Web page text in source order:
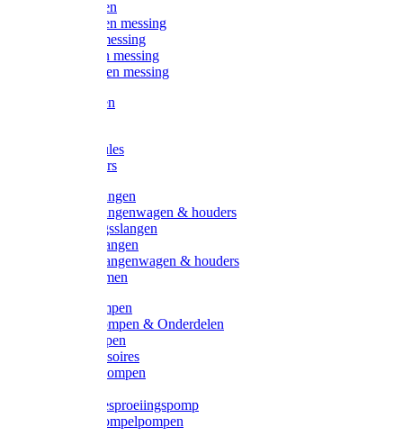
Kogelkranen
Koppelingen messing
Sproeiers messing
Tuinspuiten messing
Slangstukken messing
Handspuiten
Kunststoftules
Regenmeters
Overige slangen
Overige slangenwagen & houders
Beregeningsslangen
Gardena slangen
Gardena slangenwagen & houders
Slangklemmen
Leader pompen
Zwengelpompen & Onderdelen
Ebara pompen
Pompaccessoires
Excellent pompen
Gardena besproeiingspomp
Gardena dompelpompen